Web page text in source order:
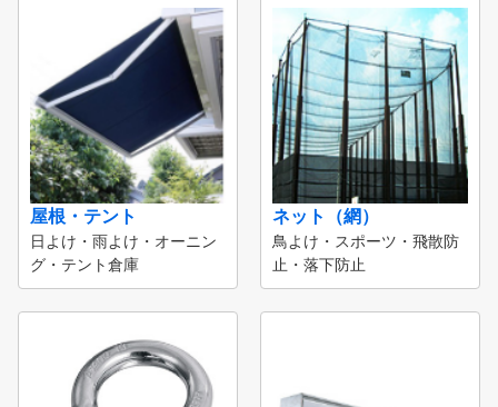
屋根・テント
日よけ・雨よけ・オーニン
グ・テント倉庫
ネット（網）
鳥よけ・スポーツ・飛散防
止・落下防止